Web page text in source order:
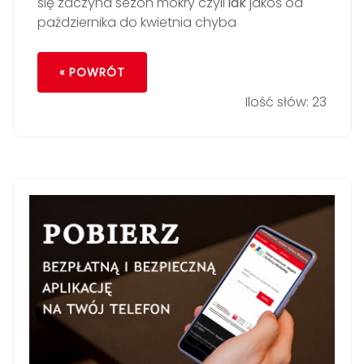
października do kwietnia chyba
« POWRÓT
Ilość słów: 23